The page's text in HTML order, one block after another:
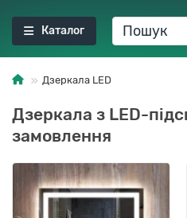
Каталог
Дзеркала LED
Дзеркала з LED-
замовлення